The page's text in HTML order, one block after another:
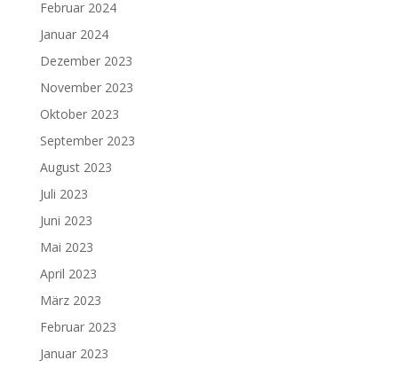
Februar 2024
Januar 2024
Dezember 2023
November 2023
Oktober 2023
September 2023
August 2023
Juli 2023
Juni 2023
Mai 2023
April 2023
März 2023
Februar 2023
Januar 2023